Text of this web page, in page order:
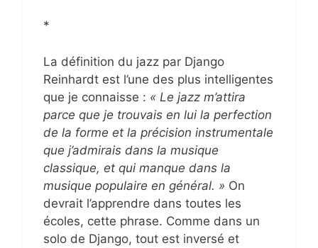
*
La définition du jazz par Django
Reinhardt est l’une des plus intelligentes
que je connaisse : « Le jazz m’attira
parce que je trouvais en lui la perfection
de la forme et la précision instrumentale
que j’admirais dans la musique
classique, et qui manque dans la
musique populaire en général. » On
devrait l’apprendre dans toutes les
écoles, cette phrase. Comme dans un
solo de Django, tout est inversé et